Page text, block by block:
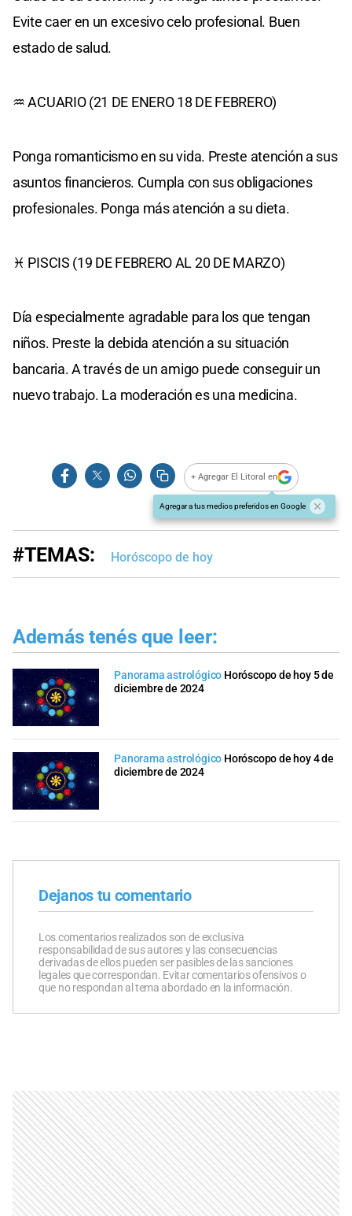
Evite caer en un excesivo celo profesional. Buen
estado de salud.
♒ ACUARIO (21 DE ENERO 18 DE FEBRERO)
Ponga romanticismo en su vida. Preste atención a sus
asuntos financieros. Cumpla con sus obligaciones
profesionales. Ponga más atención a su dieta.
♓ PISCIS (19 DE FEBRERO AL 20 DE MARZO)
Día especialmente agradable para los que tengan
niños. Preste la debida atención a su situación
bancaria. A través de un amigo puede conseguir un
nuevo trabajo. La moderación es una medicina.
+ Agregar El Litoral en
Agregar a tus medios preferidos en Google
#TEMAS: Horóscopo de hoy
Además tenés que leer:
Panorama astrológico Horóscopo de hoy 5 de
diciembre de 2024
Panorama astrológico Horóscopo de hoy 4 de
diciembre de 2024
Dejanos tu comentario
Los comentarios realizados son de exclusiva
responsabilidad de sus autores y las consecuencias
derivadas de ellos pueden ser pasibles de las sanciones
legales que correspondan. Evitar comentarios ofensivos o
que no respondan al tema abordado en la información.